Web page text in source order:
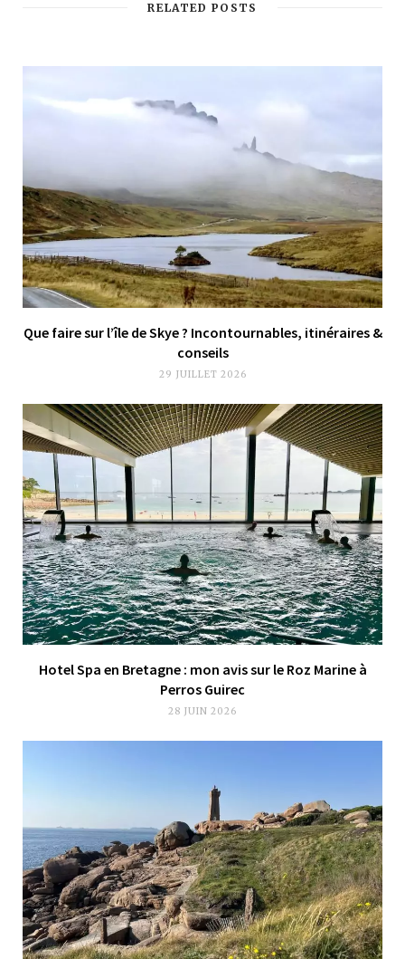
RELATED POSTS
Que faire sur l’île de Skye ? Incontournables, itinéraires &
conseils
29 JUILLET 2026
Hotel Spa en Bretagne : mon avis sur le Roz Marine à
Perros Guirec
28 JUIN 2026